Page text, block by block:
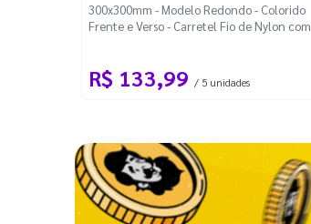
300x300mm - Modelo Redondo - Colorido
Frente e Verso - Carretel Fio de Nylon com
R$ 133,99 / 5 unidades